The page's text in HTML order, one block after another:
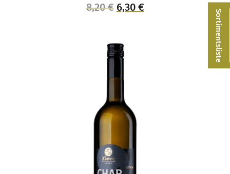
8,20€ Ursprünglicher
8,20 €
6,30 €Aktueller
Sortimentsliste